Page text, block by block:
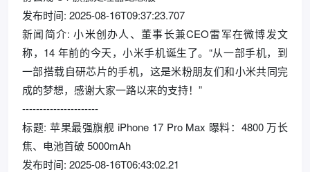
发布时间: 2025-08-16T09:37:23.707
新闻简介: 小米创办人、董事长兼CEO雷军在微博发文
称，14 年前的今天，小米手机诞生了。“从一部手机，到
一部搭载自研芯片的手机，这是米粉朋友们和小米共同完
成的梦想，感谢大家一路以来的支持！”
----------------------
标题: 苹果最强旗舰 iPhone 17 Pro Max 曝料：4800 万长
焦、电池首破 5000mAh
发布时间: 2025-08-16T06:43:02.21